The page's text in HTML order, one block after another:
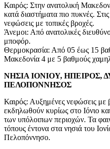
Καιρός: Στην ανατολική
κατά διαστήματα πιο πυκνές.
νεφώσεις με τοπικές βροχές.
Άνεμοι: Από ανατολικές
μποφόρ.
Θερμοκρασία: Από 05 έως 15
Μακεδονία 4 με 5 βαθμούς
ΝΗΣΙΑ ΙΟΝΙΟΥ, ΗΠΕΙΡΟΣ,
ΠΕΛΟΠΟΝΝΗΣΟΣ
Καιρός: Αυξημένες νεφώσεις με
εκδηλωθούν κυρίως στο Ιόνιο
των υπόλοιπων περιοχών. Τα
τόπους έντονα στα νησιά του
Πελοπόννησο.